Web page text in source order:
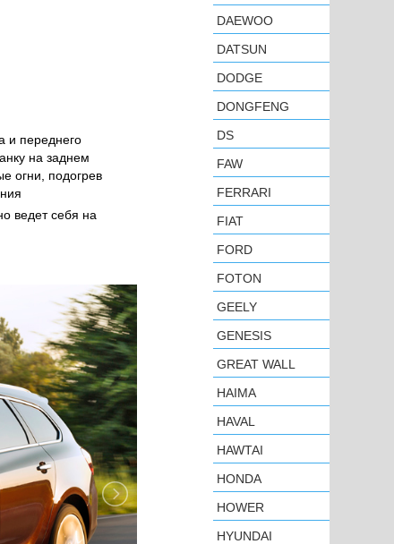
и переднего
на заднем
огни, подогрев
ведет себя на
DAEWOO
DATSUN
DODGE
DONGFENG
DS
FAW
FERRARI
FIAT
FORD
FOTON
GEELY
GENESIS
GREAT WALL
HAIMA
HAVAL
HAWTAI
HONDA
HOWER
HYUNDAI